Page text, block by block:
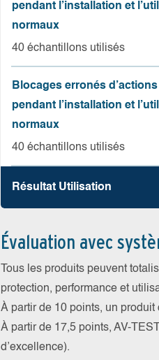
pendant l’installation et
normaux
40 échantillons utilisés
Blocages erronés
pendant l’installation et
normaux
40 échantillons utilisés
Résultat Utilisation
Évaluation avec
Tous les produits peuvent
protection, performance et
À partir de 10 points, un
À partir de 17,5 points, AV-
d’excellence).